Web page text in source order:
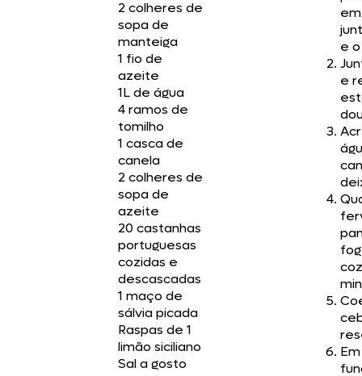
2 colheres de
sopa de
manteiga
1 fio de
azeite
1L de água
4 ramos de
tomilho
1 casca de
canela
2 colheres de
sopa de
azeite
20 castanhas
portuguesas
cozidas e
descascadas
1 maço de
sálvia picada
Raspas de 1
limão siciliano
Sal a gosto
e
e